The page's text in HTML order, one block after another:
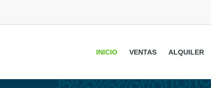
INICIO VENTAS ALQUILER